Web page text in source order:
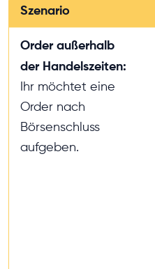
Szenario
Order außerhalb
der Handelszeiten:
Ihr möchtet eine
Order nach
Börsenschluss
aufgeben.